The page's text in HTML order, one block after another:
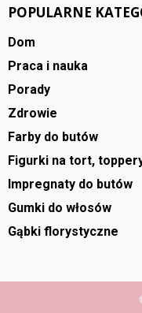
POPULARNE
Dom
Praca i nauka
Porady
Zdrowie
Farby do butów
Figurki na tort,
Impregnaty do butów
Gumki do włosów
Gąbki florystyczne